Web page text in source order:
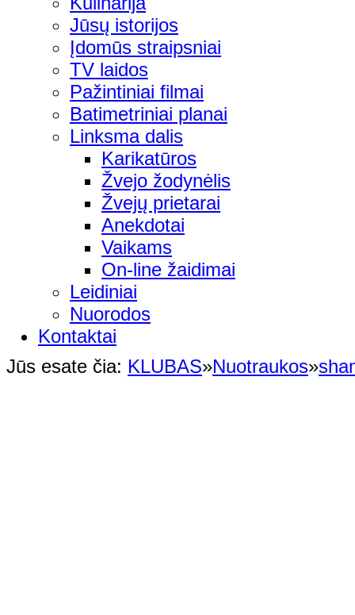
Jūsų istorijos
Įdomūs straipsniai
TV laidos
Pažintiniai filmai
Batimetriniai planai
Linksma dalis
Karikatūros
Žvejo žodynėlis
Žvejų prietarai
Anekdotai
Vaikams
On-line žaidimai
Leidiniai
Nuorodos
Kontaktai
Jūs esate čia: KLUBAS»Nuotraukos»